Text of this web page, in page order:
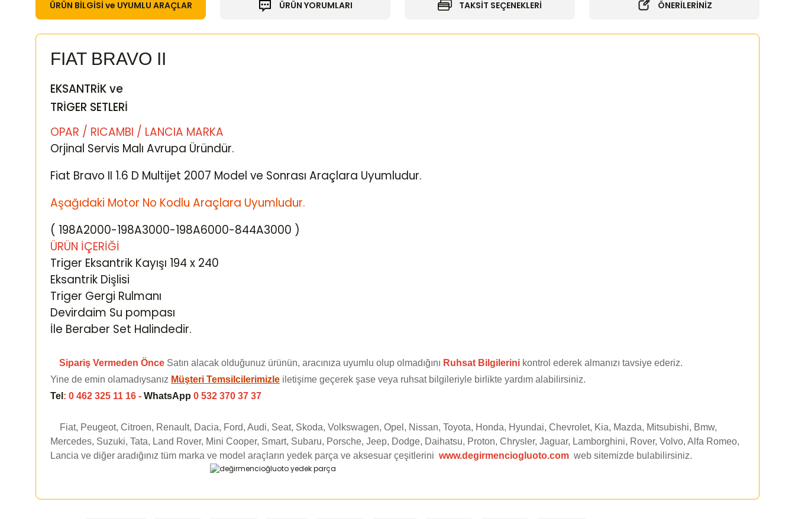
ÜRÜN BİLGİSİ ve UYUMLU ARAÇLAR ÜRÜN YORUMLARI TAKSİT SEÇENEKLERİ ÖNERİLERİNİZ
FIAT BRAVO II
EKSANTRİK ve
TRİGER SETLERİ
OPAR / RICAMBI / LANCIA MARKA
Orjinal Servis Malı Avrupa Üründür.
Fiat Bravo II 1.6 D Multijet 2007 Model ve Sonrası Araçlara Uyumludur.
Aşağıdaki Motor No Kodlu Araçlara Uyumludur.
( 198A2000-198A3000-198A6000-844A3000 )
ÜRÜN İÇERİĞİ
Triger Eksantrik Kayışı 194 x 240
Eksantrik Dişlisi
Triger Gergi Rulmanı
Devirdaim Su pompası
İle Beraber Set Halindedir.
Sipariş Vermeden Önce Satın alacak olduğunuz ürünün, aracınıza uyumlu olup olmadığını Ruhsat Bilgilerini kontrol ederek almanızı tavsiye ederiz.
Yine de emin olamadıysanız Müşteri Temsilcilerimizle iletişime geçerek şase veya ruhsat bilgileriyle birlikte yardım alabilirsiniz.
Tel : 0 462 325 11 16 - WhatsApp 0 532 370 37 37
Fiat, Peugeot, Citroen, Renault, Dacia, Ford, Audi, Seat, Skoda, Volkswagen, Opel, Nissan, Toyota, Honda, Hyundai, Chevrolet, Kia, Mazda, Mitsubishi, Bmw,
Mercedes, Suzuki, Tata, Land Rover, Mini Cooper, Smart, Subaru, Porsche, Jeep, Dodge, Daihatsu, Proton, Chrysler, Jaguar, Lamborghini, Rover, Volvo, Alfa Romeo,
Lancia ve diğer aradığınız tüm marka ve model araçların yedek parça ve aksesuar çeşitlerini www.degirmenciogluoto.com web sitemizde bulabilirsiniz.